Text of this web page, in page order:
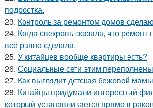
подростка.
23. Контроль за ремонтом домов
24. Когда свекровь сказала, что ремонт
всё равно сделала.
25. У китайцев вообще квартиры есть?
26. Социальные сети этим
27. Как выглядит детская бежевой
28. Китайцы придумали интересный
который устанавливается прямо в